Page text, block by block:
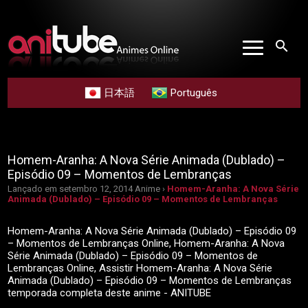
search
日本語 Português
Homem-Aranha: A Nova Série Animada (Dublado) –
Episódio 09 – Momentos de Lembranças
Lançado em setembro 12, 2014 Anime › Homem-Aranha: A Nova Série
Animada (Dublado) – Episódio 09 – Momentos de Lembranças
Homem-Aranha: A Nova Série Animada (Dublado) – Episódio 09
– Momentos de Lembranças Online, Homem-Aranha: A Nova
Série Animada (Dublado) – Episódio 09 – Momentos de
Lembranças Online, Assistir Homem-Aranha: A Nova Série
Animada (Dublado) – Episódio 09 – Momentos de Lembranças
temporada completa deste anime - ANITUBE